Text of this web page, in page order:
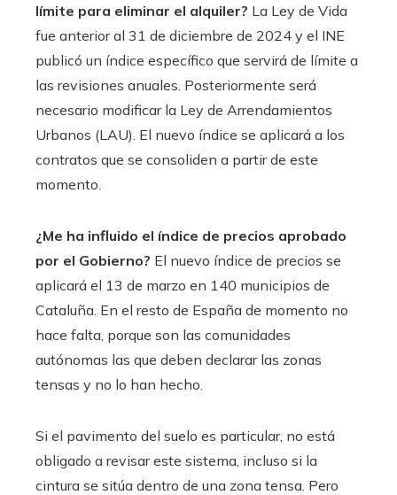
límite para eliminar el alquiler? La Ley de Vida
fue anterior al 31 de diciembre de 2024 y el INE
publicó un índice específico que servirá de límite a
las revisiones anuales. Posteriormente será
necesario modificar la Ley de Arrendamientos
Urbanos (LAU). El nuevo índice se aplicará a los
contratos que se consoliden a partir de este
momento.
¿Me ha influido el índice de precios aprobado
por el Gobierno? El nuevo índice de precios se
aplicará el 13 de marzo en 140 municipios de
Cataluña. En el resto de España de momento no
hace falta, porque son las comunidades
autónomas las que deben declarar las zonas
tensas y no lo han hecho.
Si el pavimento del suelo es particular, no está
obligado a revisar este sistema, incluso si la
cintura se sitúa dentro de una zona tensa. Pero